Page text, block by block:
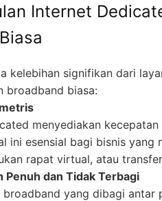
Internet
kelebihan signifikan dari
broadband biasa:
menyediakan
ini esensial bagi bisnis yang
rapat virtual, atau
Penuh dan Tidak Terbagi
broadband yang dibagi antar